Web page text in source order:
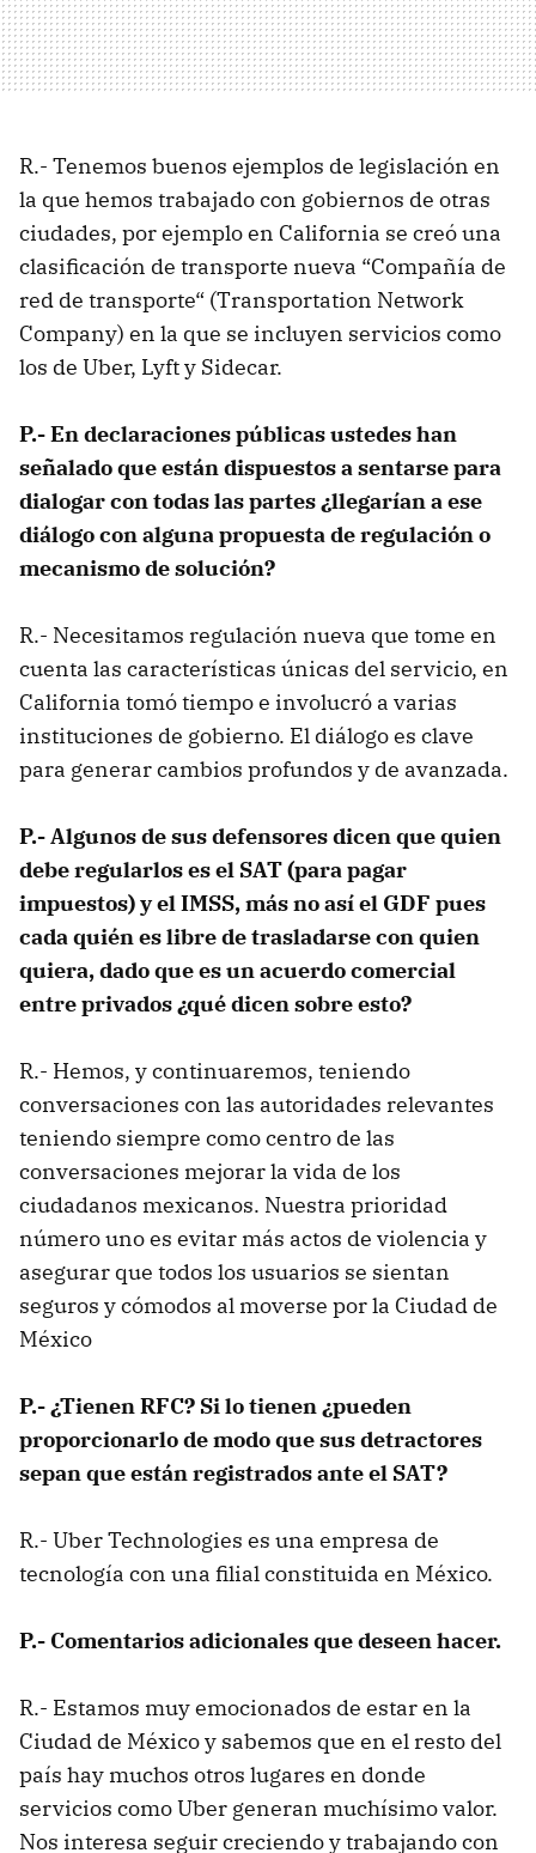
R.- Tenemos buenos ejemplos de legislación en
la que hemos trabajado con gobiernos de otras
ciudades, por ejemplo en California se creó una
clasificación de transporte nueva “Compañía de
red de transporte“ (Transportation Network
Company) en la que se incluyen servicios como
los de Uber, Lyft y Sidecar.
P.- En declaraciones públicas ustedes han
señalado que están dispuestos a sentarse para
dialogar con todas las partes ¿llegarían a ese
diálogo con alguna propuesta de regulación o
mecanismo de solución?
R.- Necesitamos regulación nueva que tome en
cuenta las características únicas del servicio, en
California tomó tiempo e involucró a varias
instituciones de gobierno. El diálogo es clave
para generar cambios profundos y de avanzada.
P.- Algunos de sus defensores dicen que quien
debe regularlos es el SAT (para pagar
impuestos) y el IMSS, más no así el GDF pues
cada quién es libre de trasladarse con quien
quiera, dado que es un acuerdo comercial
entre privados ¿qué dicen sobre esto?
R.- Hemos, y continuaremos, teniendo
conversaciones con las autoridades relevantes
teniendo siempre como centro de las
conversaciones mejorar la vida de los
ciudadanos mexicanos. Nuestra prioridad
número uno es evitar más actos de violencia y
asegurar que todos los usuarios se sientan
seguros y cómodos al moverse por la Ciudad de
México
P.- ¿Tienen RFC? Si lo tienen ¿pueden
proporcionarlo de modo que sus detractores
sepan que están registrados ante el SAT?
R.- Uber Technologies es una empresa de
tecnología con una filial constituida en México.
P.- Comentarios adicionales que deseen hacer.
R.- Estamos muy emocionados de estar en la
Ciudad de México y sabemos que en el resto del
país hay muchos otros lugares en donde
servicios como Uber generan muchísimo valor.
Nos interesa seguir creciendo y trabajando con